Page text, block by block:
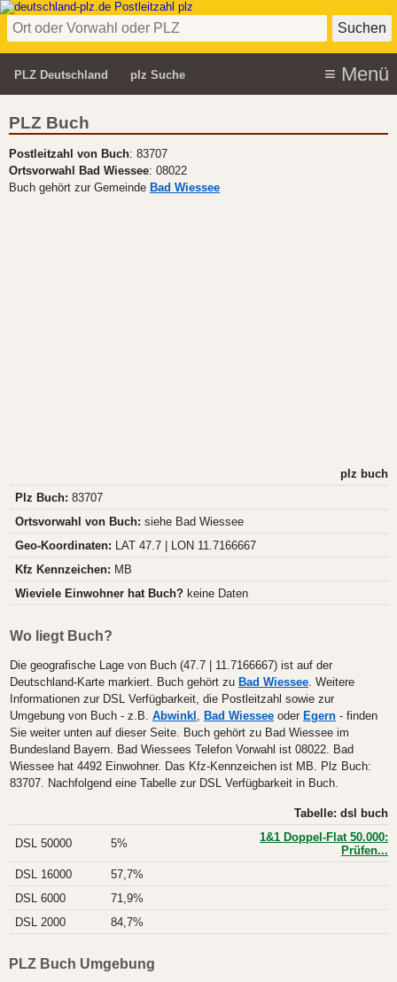
PLZ Deutschland plz Suche
PLZ Buch
Postleitzahl von Buch: 83707
Ortsvorwahl Bad Wiessee: 08022
Buch gehört zur Gemeinde Bad Wiessee
plz buch
Plz Buch: 83707
Ortsvorwahl von Buch: siehe Bad Wiessee
Geo-Koordinaten: LAT 47.7 | LON 11.7166667
Kfz Kennzeichen: MB
Wieviele Einwohner hat Buch? keine Daten
Wo liegt Buch?
Die geografische Lage von Buch (47.7 | 11.7166667) ist auf der
Deutschland-Karte markiert. Buch gehört zu Bad Wiessee. Weitere
Informationen zur DSL Verfügbarkeit, die Postleitzahl sowie zur
Umgebung von Buch - z.B. Abwinkl , Bad Wiessee oder Egern - finden
Sie weiter unten auf dieser Seite. Buch gehört zu Bad Wiessee im
Bundesland Bayern. Bad Wiessees Telefon Vorwahl ist 08022. Bad
Wiessee hat 4492 Einwohner. Das Kfz-Kennzeichen ist MB. Plz Buch:
83707. Nachfolgend eine Tabelle zur DSL Verfügbarkeit in Buch.
Tabelle: dsl buch
DSL 50000 5%
1&1 Doppel-Flat 50.000:
Prüfen...
DSL 16000
57,7%
DSL 6000
71,9%
DSL 2000
84,7%
PLZ Buch Umgebung